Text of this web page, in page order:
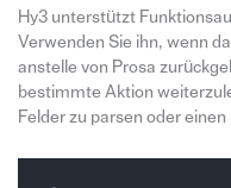
Hy3 unterstützt
Verwenden Sie ihn, wenn
anstelle von Prosa
bestimmte Aktion
Felder zu parsen oder